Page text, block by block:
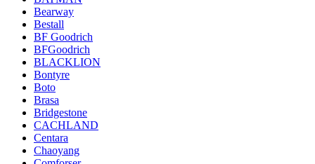
Bearway
Bestall
BF Goodrich
BFGoodrich
BLACKLION
Bontyre
Boto
Brasa
Bridgestone
CACHLAND
Centara
Chaoyang